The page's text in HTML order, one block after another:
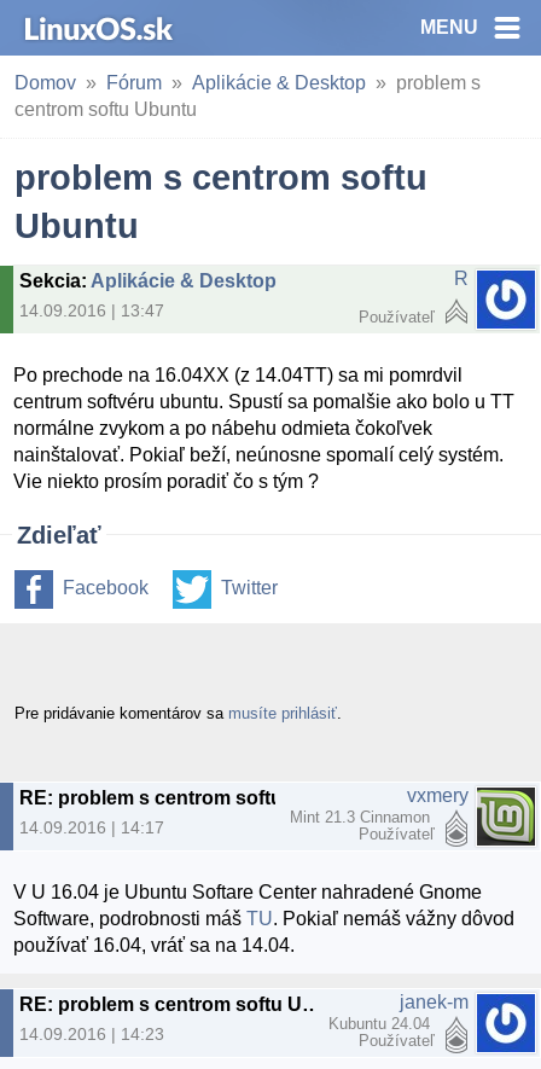
MENU
Domov Fórum Aplikácie & Desktop
problem s
centrom softu Ubuntu
problem s centrom softu
Ubuntu
Sekcia: Aplikácie & Desktop
14.09.2016 | 13:47
R
Používateľ
Po prechode na 16.04XX (z 14.04TT) sa mi pomrdvil
centrum softvéru ubuntu. Spustí sa pomalšie ako bolo u TT
normálne zvykom a po nábehu odmieta čokoľvek
nainštalovať. Pokiaľ beží, neúnosne spomalí celý systém.
Vie niekto prosím poradiť čo s tým ?
Zdieľať
Facebook Twitter
Pre pridávanie komentárov sa musíte prihlásiť
14.09.2016 | 14:17
vxmery
Mint 21.3 Cinnamon
Používateľ
V U 16.04 je Ubuntu Softare Center nahradené Gnome
Software, podrobnosti mášTU. Pokiaľ nemáš vážny dôvod
používať 16.04, vráť sa na 14.04.
RE: problem s centrom softu Ubuntu
14.09.2016 | 14:23
janek-m
Kubuntu 24.04
Používateľ